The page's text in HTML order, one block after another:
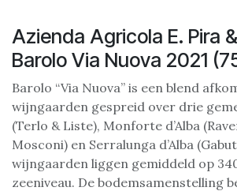
Azienda Agricola E. Pira
Barolo Via Nuova 2021
Barolo “Via Nuova” is een blend
wijngaarden gespreid over drie
(Terlo & Liste), Monforte d’Alba
Mosconi) en Serralunga d’Alba
wijngaarden liggen gemiddeld op
zeeniveau. De bodemsamenstelling